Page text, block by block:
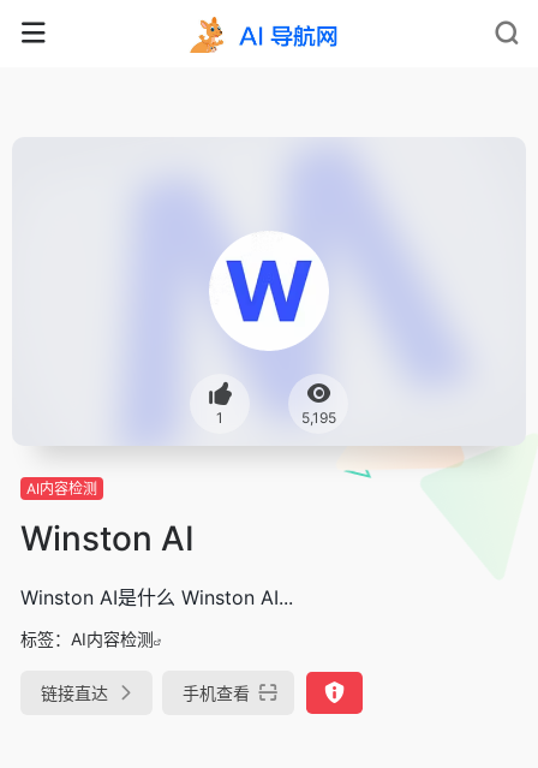
1 5,195
AI内容检测
Winston AI
Winston AI是什么 Winston AI...
标签： AI内容检测
链接直达 手机查看